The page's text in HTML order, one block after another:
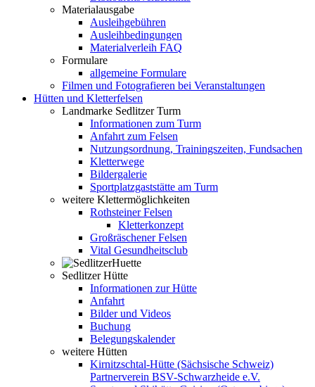
Materialausgabe
Ausleihgebühren
Ausleihbedingungen
Materialverleih FAQ
Formulare
allgemeine Formulare
Filmen und Fotografieren bei Veranstaltungen
Hütten und Kletterfelsen
Landmarke Sedlitzer Turm
Informationen zum Turm
Anfahrt zum Felsen
Nutzungsordnung, Trainingszeiten, Fundsachen
Kletterwege
Bildergalerie
Sportplatzgaststätte am Turm
weitere Klettermöglichkeiten
Rothsteiner Felsen
Kletterkonzept
Großräschener Felsen
Vital Gesundheitsclub
Sedlitzer Hütte
Informationen zur Hütte
Anfahrt
Bilder und Videos
Buchung
Belegungskalender
weitere Hütten
Kirnitzschtal-Hütte (Sächsische Schweiz)
Partnerverein BSV-Schwarzheide e.V.